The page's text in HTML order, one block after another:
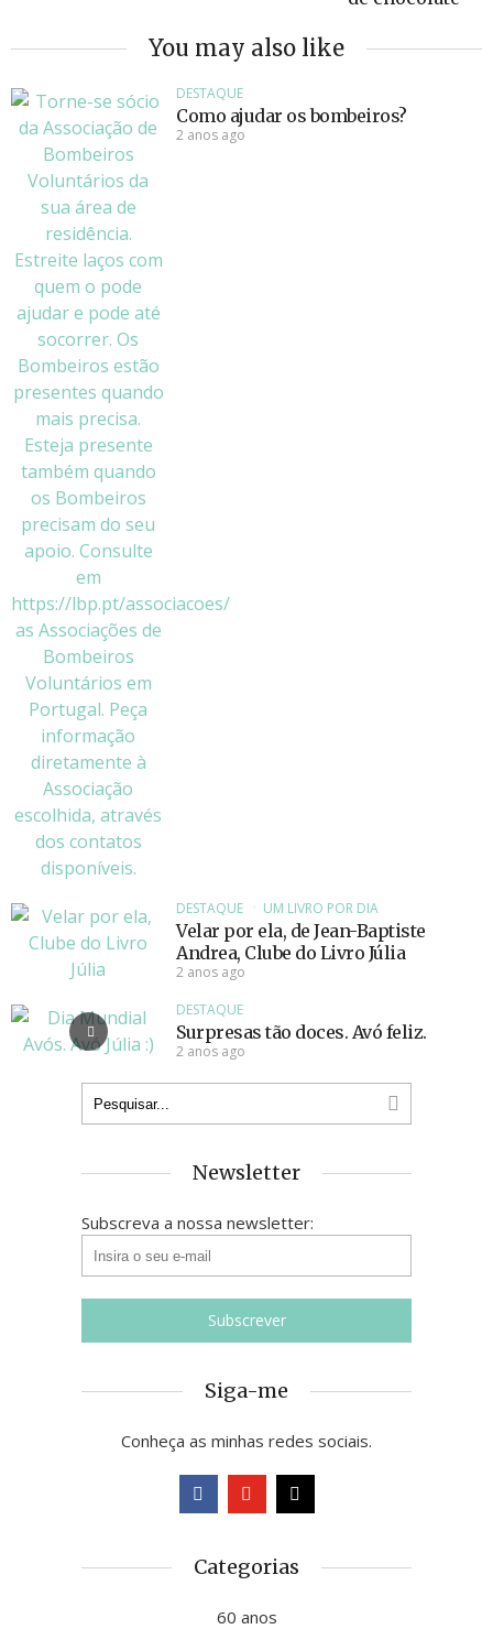
You may also like
DESTAQUE
Como ajudar os bombeiros?
2 anos ago
DESTAQUE UM LIVRO POR DIA
Velar por ela, de Jean-Baptiste
Andrea, Clube do Livro Júlia
2 anos ago
DESTAQUE
Surpresas tão doces. Avó feliz.
2 anos ago
Newsletter
Subscreva a nossa newsletter:
Siga-me
Conheça as minhas redes sociais.
Categorias
60 anos